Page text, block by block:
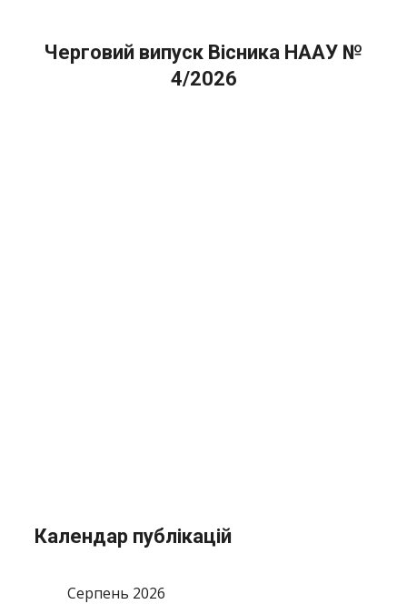
Черговий випуск Вісника НААУ №
4/2026
Календар публікацій
Серпень 2026